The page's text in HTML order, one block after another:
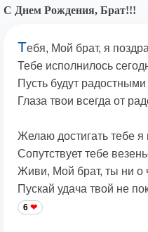
С Днем Рождения, Брат!!!
Тебя, Мой брат, я
Тебе исполнилось
Пусть будут
Глаза твои всегда от
Желаю достигать тебе
Сопутствует тебе
Живи, Мой брат, ты ни о
Пускай удача твой не
6